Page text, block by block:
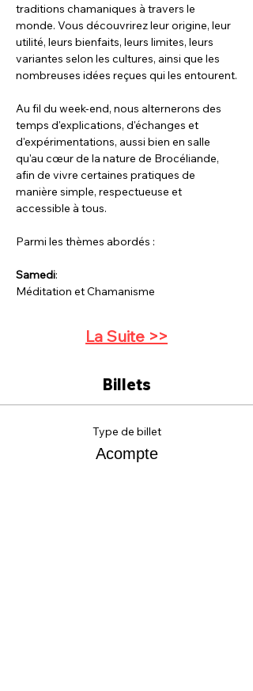
traditions chamaniques à travers le
monde. Vous découvrirez leur origine, leur
utilité, leurs bienfaits, leurs limites, leurs
variantes selon les cultures, ainsi que les
nombreuses idées reçues qui les entourent.
Au fil du week-end, nous alternerons des
temps d'explications, d'échanges et
d'expérimentations, aussi bien en salle
qu'au cœur de la nature de Brocéliande,
afin de vivre certaines pratiques de
manière simple, respectueuse et
accessible à tous.
Parmi les thèmes abordés :
Samedi:
Méditation et Chamanisme
La Suite >>
Billets
Type de billet
Acompte